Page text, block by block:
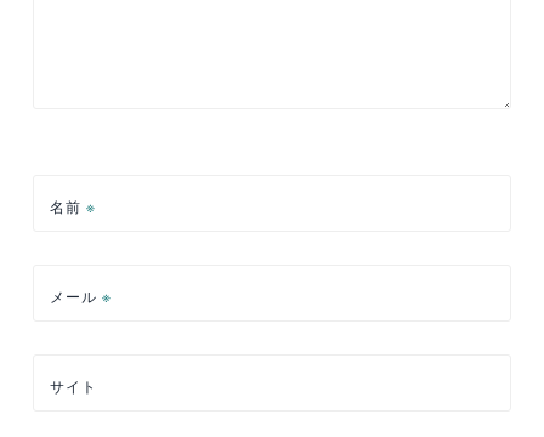
名前 ※
メール ※
サイト